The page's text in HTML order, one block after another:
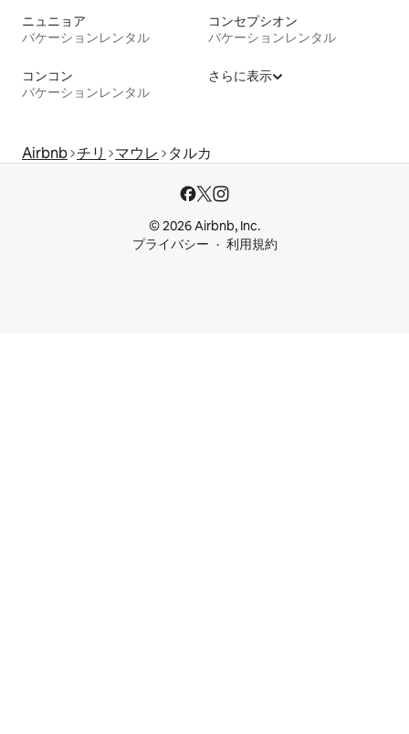
ニュニョア
バケーションレンタル
コンセプシオン
バケーションレンタル
コンコン
バケーションレンタル
さらに表示
Airbnb チリ マウレ タルカ
© 2026 Airbnb, Inc.
プライバシー
利用規約